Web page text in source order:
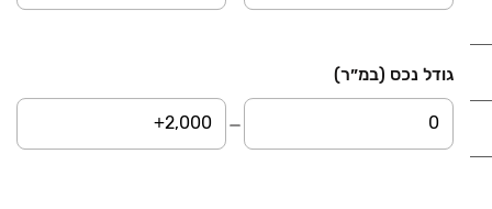
גודל נכס (במ״ר)נדל"ן